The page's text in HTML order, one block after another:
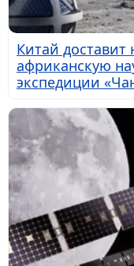
Китай доставит
африканскую
экспедиции